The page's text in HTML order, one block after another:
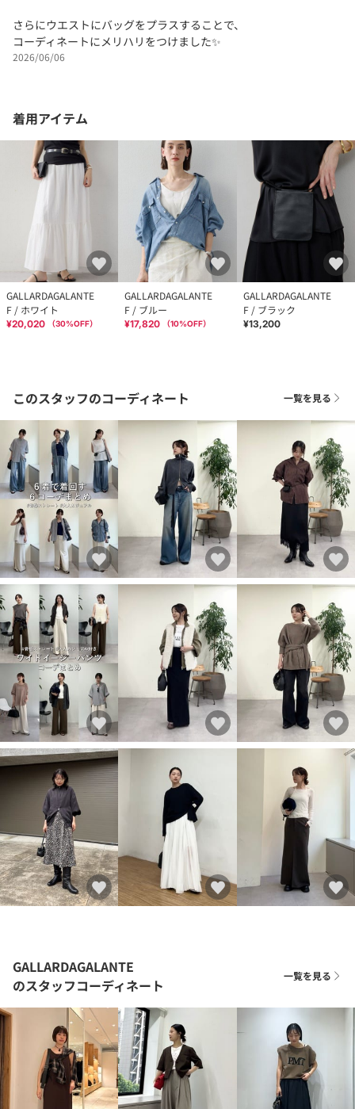
さらにウエストにバッグをプラスすることで、
コーディネートにメリハリをつけました✨
2026/06/06
着用アイテム
GALLARDAGALANTE
F / ホワイト
¥20,020 （30%OFF）
GALLARDAGALANTE
F / ブルー
¥17,820 （10%OFF）
GALLARDAGALANTE
F / ブラック
¥13,200
このスタッフのコーディネート 一覧を見る
GALLARDAGALANTE
のスタッフコーディネート
一覧を見る